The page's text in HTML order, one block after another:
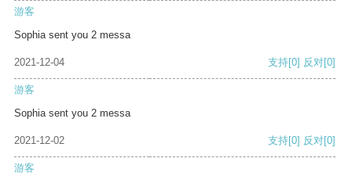
游客
Sophia sent you 2 messa
2021-12-04 支持[0] 反对[0]
游客
Sophia sent you 2 messa
2021-12-02 支持[0] 反对[0]
游客